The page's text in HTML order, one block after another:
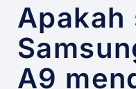
Apakah
A9